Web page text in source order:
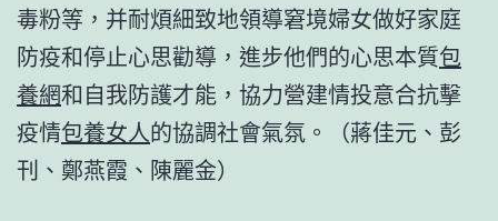
毒粉等，并耐煩細致地領導窘境婦女做好家庭
防疫和停止心思勸導，進步他們的心思本質包
養網和自我防護才能，協力營建情投意合抗擊
疫情包養女人的協調社會氣氛。（蔣佳元、彭
刊、鄭燕霞、陳麗金）